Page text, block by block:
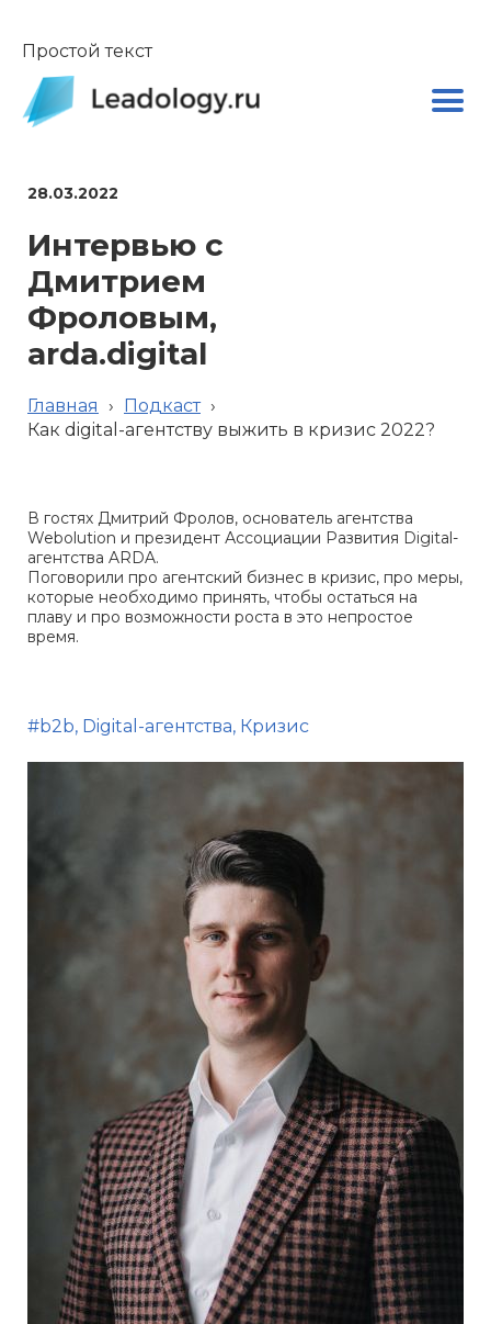
Простой текст
28.03.2022
Интервью с
Дмитрием
Фроловым,
arda.digital
Главная › Подкаст ›
Как digital-агентству выжить в кризис 2022?
В гостях Дмитрий Фролов, основатель агентства
Webolution и президент Ассоциации Развития Digital-
агентства ARDA.
Поговорили про агентский бизнес в кризис, про меры,
которые необходимо принять, чтобы остаться на
плаву и про возможности роста в это непростое
время.
#b2b, Digital-агентства, Кризис